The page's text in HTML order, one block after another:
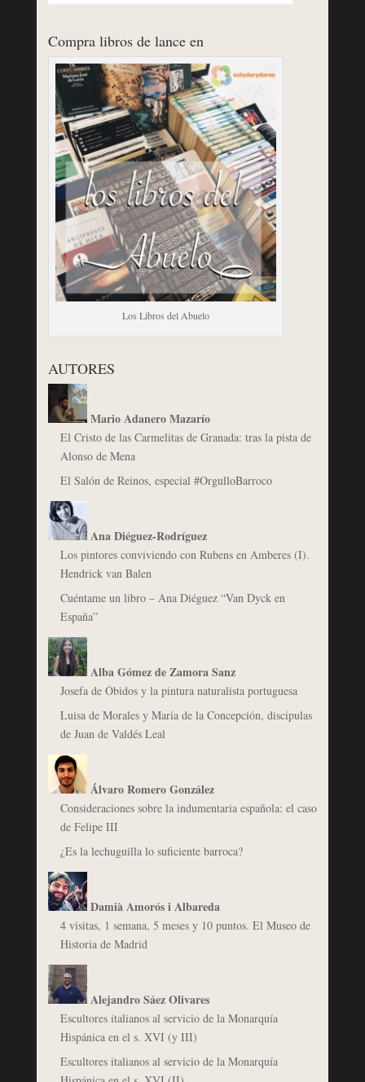
Compra libros de lance en
Los Libros del Abuelo
AUTORES
Mario Adanero Mazarío
El Cristo de las Carmelitas de Granada: tras la pista de
Alonso de Mena
El Salón de Reinos, especial #OrgulloBarroco
Ana Diéguez-Rodríguez
Los pintores conviviendo con Rubens en Amberes (I).
Hendrick van Balen
Cuéntame un libro – Ana Diéguez “Van Dyck en
España”
Alba Gómez de Zamora Sanz
Josefa de Óbidos y la pintura naturalista portuguesa
Luisa de Morales y María de la Concepción, discípulas
de Juan de Valdés Leal
Álvaro Romero González
Consideraciones sobre la indumentaria española: el caso
de Felipe III
¿Es la lechuguilla lo suficiente barroca?
Damià Amorós i Albareda
4 visitas, 1 semana, 5 meses y 10 puntos. El Museo de
Historia de Madrid
Alejandro Sáez Olivares
Escultores italianos al servicio de la Monarquía
Hispánica en el s. XVI (y III)
Escultores italianos al servicio de la Monarquía